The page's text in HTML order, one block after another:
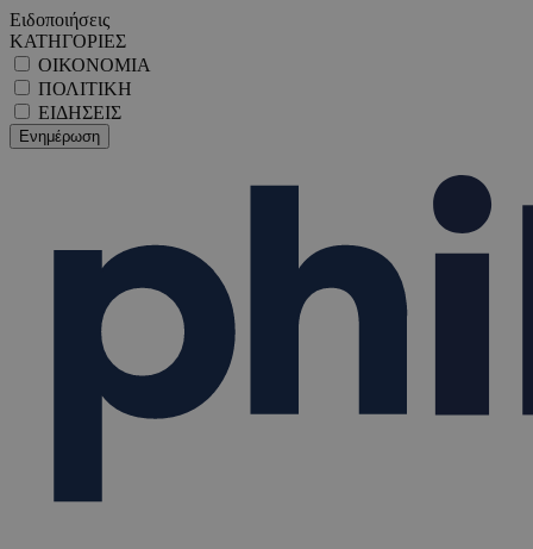
Ειδοποιήσεις
ΚΑΤΗΓΟΡΙΕΣ
ΟΙΚΟΝΟΜΙΑ
ΠΟΛΙΤΙΚΗ
ΕΙΔΗΣΕΙΣ